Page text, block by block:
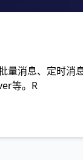
消息、定时消
等。R